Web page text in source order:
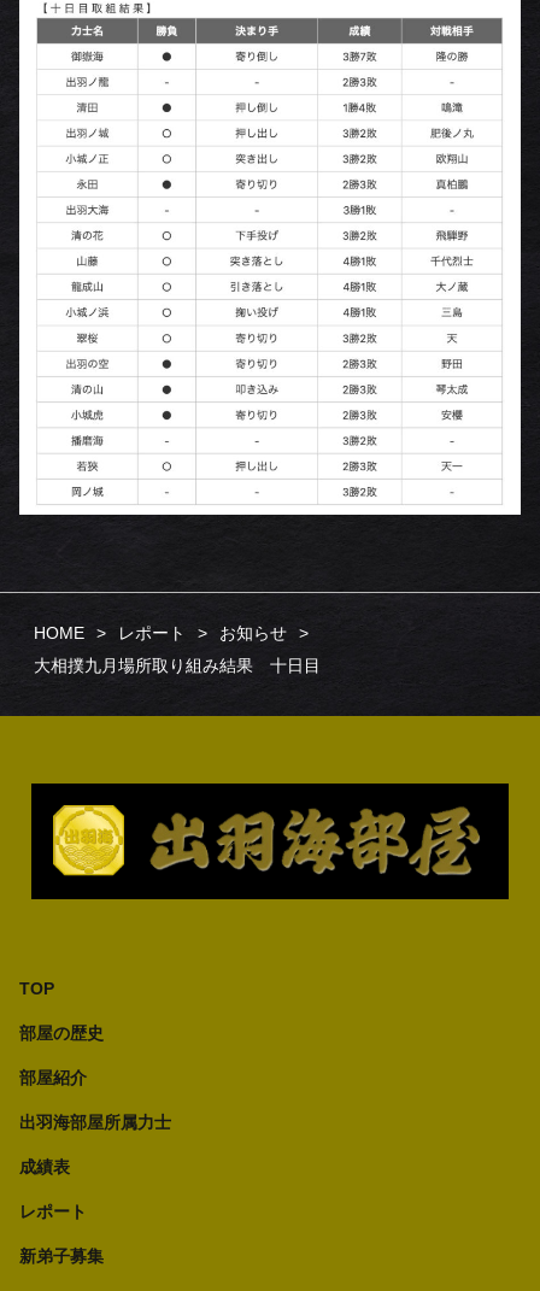
HOME レポート
お知らせ
大相撲九月場所取り組み結果 十日目
TOP
部屋の歴史
部屋紹介
出羽海部屋所属力士
成績表
レポート
新弟子募集